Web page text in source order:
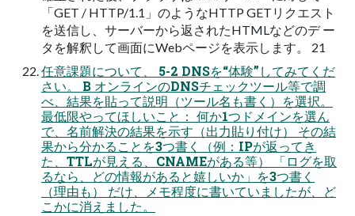
「GET / HTTP/1.1」のようなHTTP GETリクエスト
を送信し、サーバーから返されたHTMLなどのデ ー
タを解釈して画面にWebページを表示します。 21
任意課題について、 5-2 DNSを“体験”してみてくだ
さい。 B オンラインのDNSチェックツール等で調
べ、結果を貼って説明（ツール名も書く）を選択。
最低限やってほしいこと： 何か1つドメインを選ん
で、名前解決の結果を示す（出力貼り付け） その結
果から分かることを3つ書く（例：IPが返ってき
た、TTLが見える、CNAMEがある等） 「ログを取
るなら、どの情報があると嬉しいか」を3つ書く
（理由も） だけ、メモ程度に書いていましたが、ど
こかに消えました。